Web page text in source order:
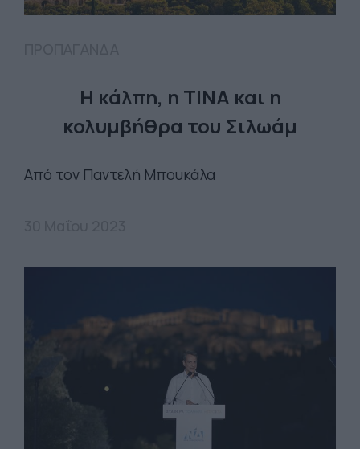
Η κάλπη, η ΤΙΝΑ και η
κολυμβήθρα του Σιλωάμ
Από τον Παντελή Μπουκάλα